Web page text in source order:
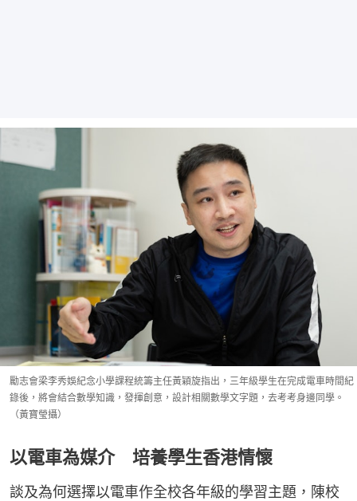
勵志會梁李秀娛紀念小學課程統籌主任黃穎旋指出，三年級學生在完成電車時間紀
錄後，將會結合數學知識，發揮創意，設計相關數學文字題，去考考身邊同學。
（黃寶瑩攝）
以電車為媒介 培養學生香港情懷
談及為何選擇以電車作全校各年級的學習主題，陳校